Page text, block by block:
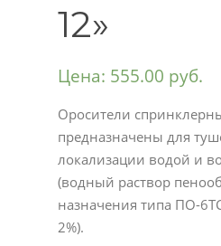
12»
Цена: 555.00 руб.
Оросители
предназначены для
локализации водой и
(водный раствор
назначения типа ПО-
2%).